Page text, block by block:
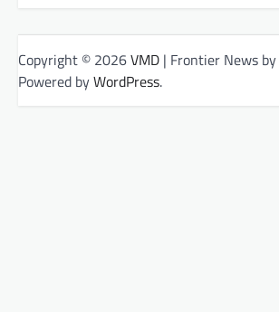
Copyright © 2026VMD | Frontier News by
Powered byWordPress.